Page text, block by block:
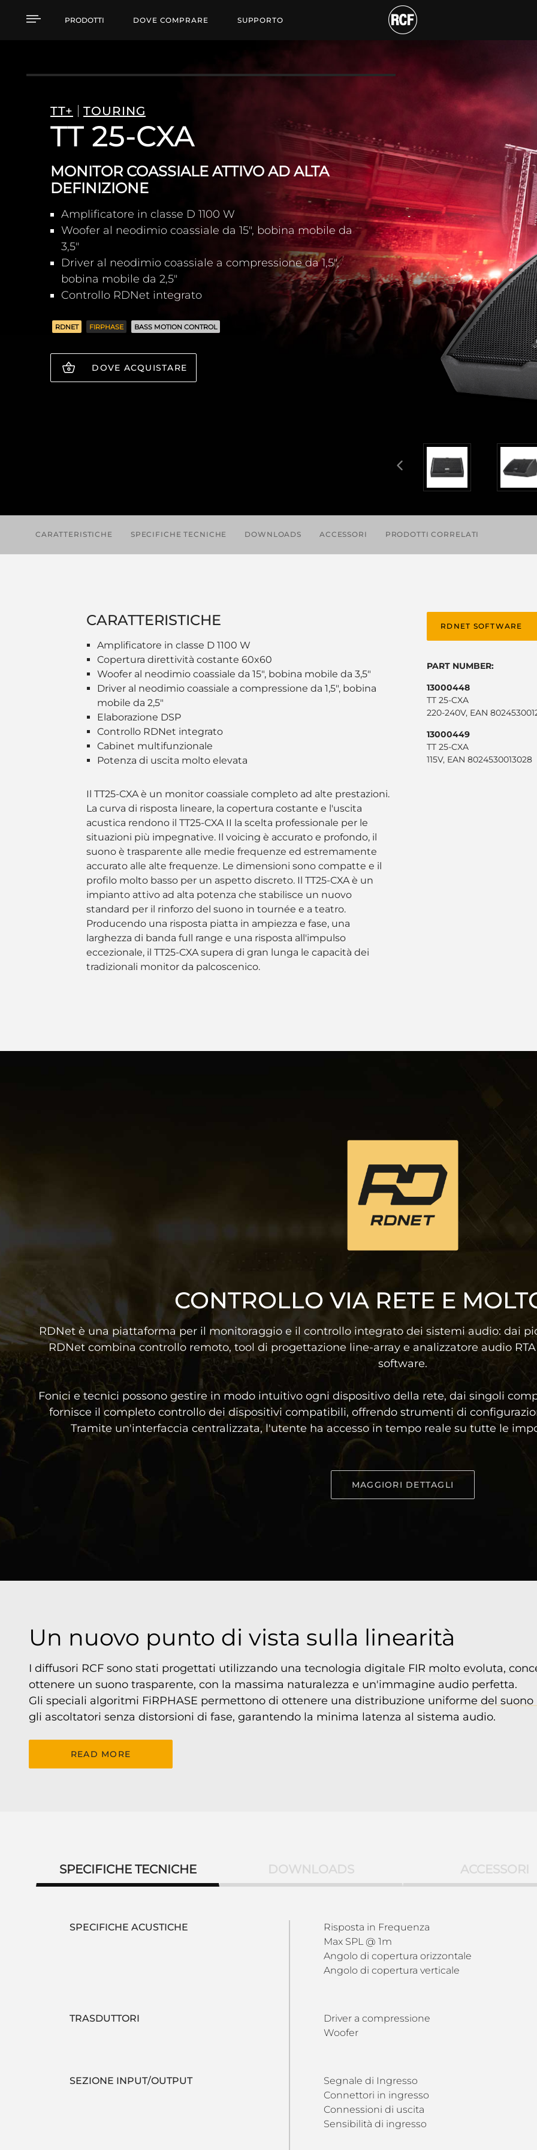
TT 25-CXA MONITOR COASSIALE ATTIVO AD
PRODOTTI DOVE COMPRARE SUPPORTO
TT+ TOURING
TT 25-CXA
MONITOR COASSIALE ATTIVO AD ALTA
DEFINIZIONE
Amplificatore in classe D 1100 W
Woofer al neodimio coassiale da 15", bobina mobile da
3,5"
Driver al neodimio coassiale a compressione da 1,5",
bobina mobile da 2,5"
Controllo RDNet integrato
RDNET FIRPHASE BASS MOTION CONTROL
DOVE ACQUISTARE
CARATTERISTICHE SPECIFICHE TECNICHE DOWNLOADS ACCESSORI PRODOTTI CORRELATI
CARATTERISTICHE
Amplificatore in classe D 1100 W
Copertura direttività costante 60x60
Woofer al neodimio coassiale da 15", bobina mobile da 3,5"
Driver al neodimio coassiale a compressione da 1,5", bobina
mobile da 2,5"
Elaborazione DSP
Controllo RDNet integrato
Cabinet multifunzionale
Potenza di uscita molto elevata
Il TT25-CXA è un monitor coassiale completo ad alte prestazioni.
La curva di risposta lineare, la copertura costante e l'uscita
acustica rendono il TT25-CXA II la scelta professionale per le
situazioni più impegnative. Il voicing è accurato e profondo, il
suono è trasparente alle medie frequenze ed estremamente
accurato alle alte frequenze. Le dimensioni sono compatte e il
profilo molto basso per un aspetto discreto. Il TT25-CXA è un
impianto attivo ad alta potenza che stabilisce un nuovo
standard per il rinforzo del suono in tournée e a teatro.
Producendo una risposta piatta in ampiezza e fase, una
larghezza di banda full range e una risposta all'impulso
eccezionale, il TT25-CXA supera di gran lunga le capacità dei
tradizionali monitor da palcoscenico.
RDNET SOFTWARE
PART NUMBER:
13000448
TT 25-CXA
220-240V, EAN
13000449
TT 25-CXA
115V, EAN 8024530013028
CONTROLLO VIA RETE E
RDNet è una piattaforma per il monitoraggio e il controllo integrato dei sistemi audio: dai
RDNet combina controllo remoto, tool di progettazione line-array e analizzatore audio
software.
Fonici e tecnici possono gestire in modo intuitivo ogni dispositivo della rete, dai singoli
fornisce il completo controllo dei dispositivi compatibili, offrendo strumenti di
Tramite un'interfaccia centralizzata, l'utente ha accesso in tempo reale su tutte le
MAGGIORI DETTAGLI
Un nuovo punto di vista sulla linearità
I diffusori RCF sono stati progettati utilizzando una tecnologia digitale FIR molto evoluta,
ottenere un suono trasparente, con la massima naturalezza e un'immagine audio perfetta.
Gli speciali algoritmi FiRPHASE permettono di ottenere una distribuzione uniforme del
gli ascoltatori senza distorsioni di fase, garantendo la minima latenza al sistema audio.
READ MORE
SPECIFICHE TECNICHE DOWNLOADS ACCESSORI
SPECIFICHE ACUSTICHE Risposta in Frequenza
Max SPL @ 1m
Angolo di copertura orizzontale
Angolo di copertura verticale
TRASDUTTORI Driver a compressione
Woofer
SEZIONE INPUT/OUTPUT Segnale di Ingresso
Connettori in ingresso
Connessioni di uscita
Sensibilità di ingresso